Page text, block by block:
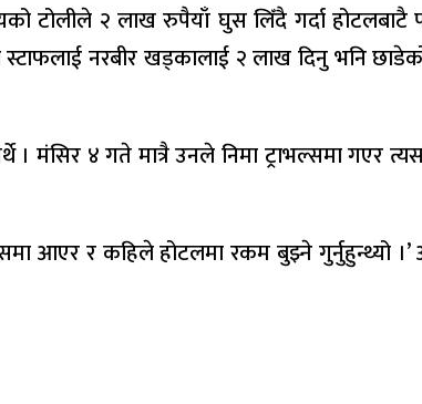
टोलीले २ लाख रुपैयाँ घुस लिँदै गर्दा होटलबाटै
स्टाफलाई नरबीर खड्कालाई २ लाख दिनु भनि
। मंसिर ४ गते मात्रै उनले निमा ट्राभल्समा
आएर र कहिले होटलमा रकम बुझ्ने गुर्नुहुन्थ्यो